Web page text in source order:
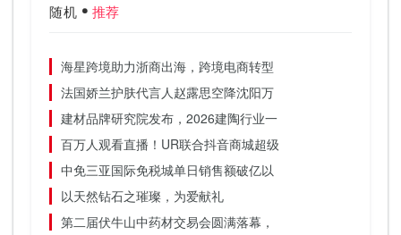
随机 推荐
海星跨境助力浙商出海，跨境电商转型
法国娇兰护肤代言人赵露思空降沈阳万
建材品牌研究院发布，2026建陶行业一
百万人观看直播！UR联合抖音商城超级
中免三亚国际免税城单日销售额破亿以
以天然钻石之璀璨，为爱献礼
第二届伏牛山中药材交易会圆满落幕，